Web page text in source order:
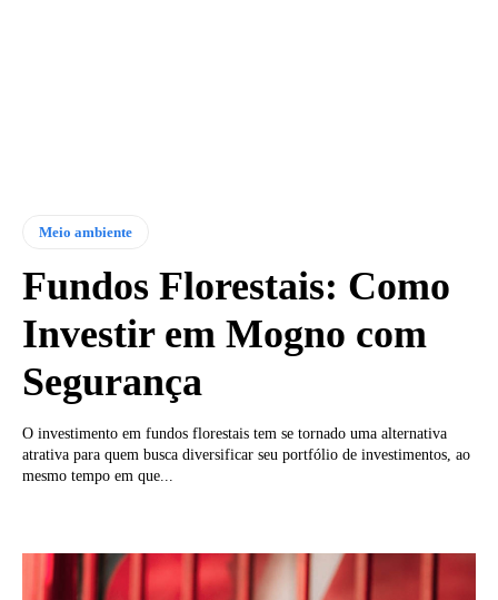
Meio ambiente
Fundos Florestais: Como
Investir em Mogno com
Segurança
O investimento em fundos florestais tem se tornado uma alternativa
atrativa para quem busca diversificar seu portfólio de investimentos, ao
mesmo tempo em que...